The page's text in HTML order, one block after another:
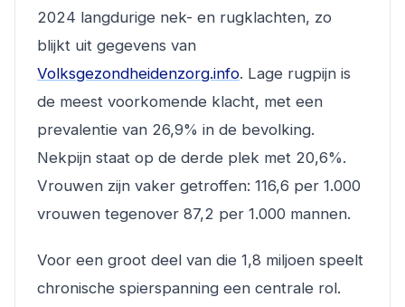
2024 langdurige nek- en rugklachten, zo
blijkt uit gegevens van
Volksgezondheidenzorg.info. Lage rugpijn is
de meest voorkomende klacht, met een
prevalentie van 26,9% in de bevolking.
Nekpijn staat op de derde plek met 20,6%.
Vrouwen zijn vaker getroffen: 116,6 per 1.000
vrouwen tegenover 87,2 per 1.000 mannen.
Voor een groot deel van die 1,8 miljoen speelt
chronische spierspanning een centrale rol.